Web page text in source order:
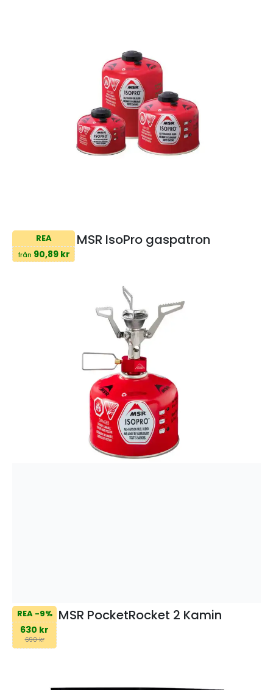
REA
från 90,89 kr
MSR IsoPro gaspatron
REA -9%
630 kr
690 kr
MSR PocketRocket 2 Kamin